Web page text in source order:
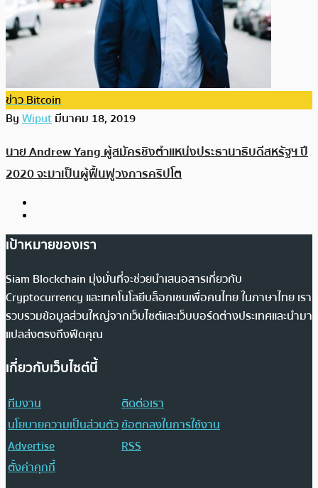
ข่าว Bitcoin
ByWiputมีนาคม 18, 2019
นาย Andrew Yang ผู้สมัครชิงตำแหน่งประธานาธิบดีสหรัฐฯ ปี
2020 จะมาเป็นผู้ฟื้นฟูวงการคริปโต
เป้าหมายของเรา
Siam Blockchain มุ่งมั่นที่จะช่วยนำเสนอสารเกี่ยวกับ
Cryptocurrency และเทคโนโลยีบล็อกเชนเพื่อคนไทย ในภาษาไทย เรา
รวบรวมข้อมูลส่วนใหญ่จากเว็บไซต์และเว็บบอร์ดต่างประเทศและนำมา
แปลส่งตรงถึงฟีดคุณ
เกี่ยวกับเว็บไซต์นี้
ทีมงาน
ติดต่อเรา
นโยบายความเป็นส่วนตัวข้อตกลงในการใช้งาน
Advertise
RSS
ตั้งค่าคุกกี้